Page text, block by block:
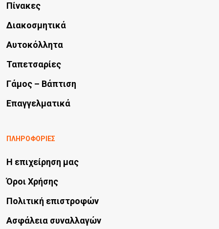
Πίνακες
Διακοσμητικά
Αυτοκόλλητα
Ταπετσαρίες
Γάμος – Βάπτιση
Επαγγελματικά
ΠΛΗΡΟΦΟΡΙΕΣ
Η επιχείρηση μας
Όροι Χρήσης
Πολιτική επιστροφών
Ασφάλεια συναλλαγών